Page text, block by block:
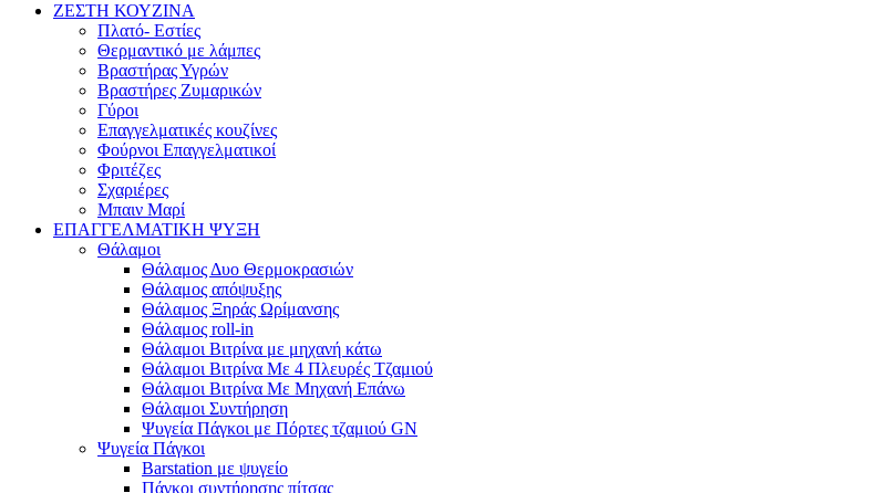
ΖΕΣΤΗ ΚΟΥΖΙΝΑ
Πλατό- Εστίες
Θερμαντικό με λάμπες
Βραστήρας Υγρών
Βραστήρες Ζυμαρικών
Γύροι
Επαγγελματικές κουζίνες
Φούρνοι Επαγγελματικοί
Φριτέζες
Σχαριέρες
Μπαιν Μαρί
ΕΠΑΓΓΕΛΜΑΤΙΚΗ ΨΥΞΗ
Θάλαμοι
Θάλαμος Δυο Θερμοκρασιών
Θάλαμος απόψυξης
Θάλαμος Ξηράς Ωρίμανσης
Θάλαμος roll-in
Θάλαμοι Βιτρίνα με μηχανή κάτω
Θάλαμοι Βιτρίνα Με 4 Πλευρές Τζαμιού
Θάλαμοι Βιτρίνα Με Μηχανή Επάνω
Θάλαμοι Συντήρηση
Ψυγεία Πάγκοι με Πόρτες τζαμιού GN
Ψυγεία Πάγκοι
Barstation με ψυγείο
Πάγκοι συντήρησης πίτσας